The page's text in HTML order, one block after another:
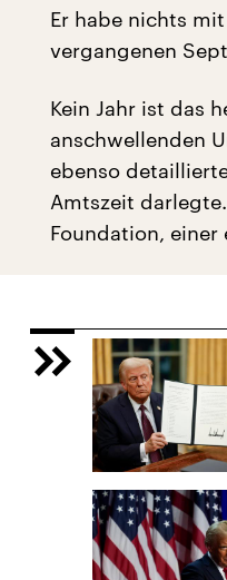
Er habe nichts
vergangenen
Kein Jahr ist das
anschwellenden
ebenso
Amtszeit
Foundation, einer